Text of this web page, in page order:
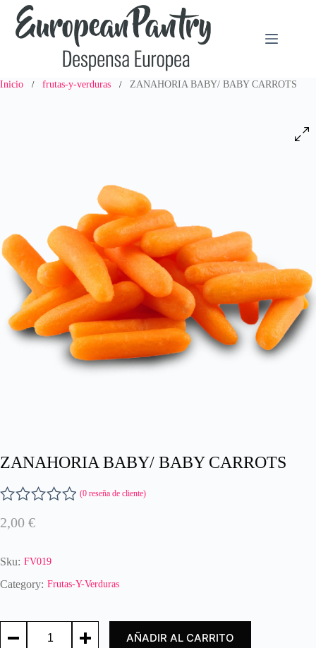
Saltar
contenido
Inicio / frutas-y-verduras / ZANAHORIA BABY/ BABY CARROTS
ZANAHORIA BABY/ BABY CARROTS
V
a
o
a
(0 reseña de cliente)
2,00 €
Sku: FV019
Category: Frutas-Y-Verduras
BABY/
AÑADIR AL CARRITO